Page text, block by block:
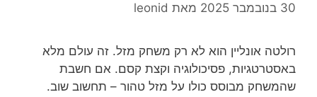
30 בנובמבר 2025 מאת leonid
רולטה אונליין הוא לא רק משחק מזל. זה עולם מלא
באסטרטגיות, פסיכולוגיה וקצת קסם. אם חשבת
שהמשחק מבוסס כולו על מזל טהור – תחשוב שוב.